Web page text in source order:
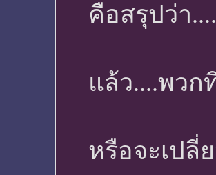
คือสรุปว่า
แล้ว....พวก
หรือจะเปลี่